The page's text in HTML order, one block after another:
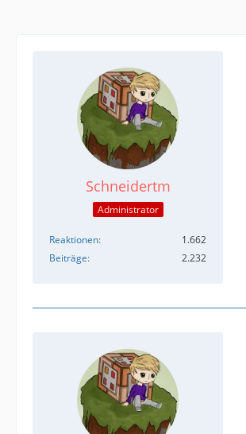
Schneidertm
Administrator
Reaktionen
1.662
Beiträge
2.232